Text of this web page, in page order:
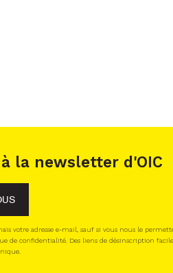
la newsletter d'OIC
votre adresse e-mail, sauf si vous nous le
de confidentialité. Des liens de désinscription